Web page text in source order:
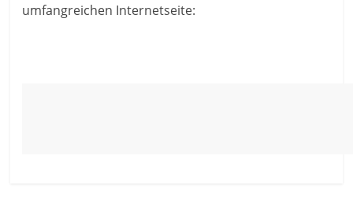
umfangreichen Internetseite: